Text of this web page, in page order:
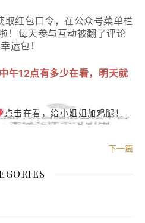
取红包口令，在公众号菜单栏
！ 每天参与互动被翻了评论
运包！
午12点有多少在看，明天就
点击在看，给小姐姐加鸡腿！
下一篇